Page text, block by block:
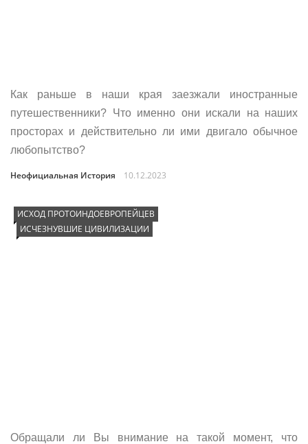
Как раньше в наши края заезжали иностранные
путешественники? Что именно они искали на наших
просторах и действительно ли ими двигало обычное
любопытство?
Неофициальная История 10.12.2023
ИСХОД ПРОТОИНДОЕВРОПЕЙЦЕВ
ИСЧЕЗНУВШИЕ ЦИВИЛИЗАЦИИ
Обращали ли Вы внимание на такой момент, что